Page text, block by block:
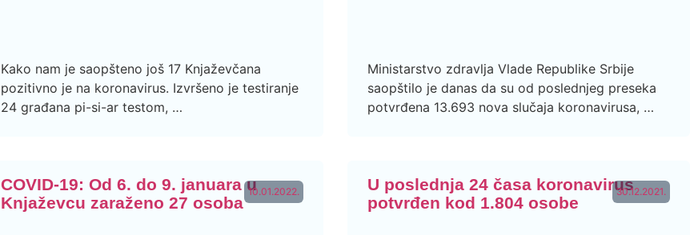
Kako nam je saopšteno još 17 Knjaževčana
pozitivno je na koronavirus. Izvršeno je testiranje
24 građana pi-si-ar testom, …
Ministarstvo zdravlja Vlade Republike Srbije
saopštilo je danas da su od poslednjeg preseka
potvrđena 13.693 nova slučaja koronavirusa, …
10.01.2022.
COVID-19: Od 6. do 9. januara u
Knjaževcu zaraženo 27 osoba
30.12.2021.
U poslednja 24 časa koronavirus
potvrđen kod 1.804 osobe